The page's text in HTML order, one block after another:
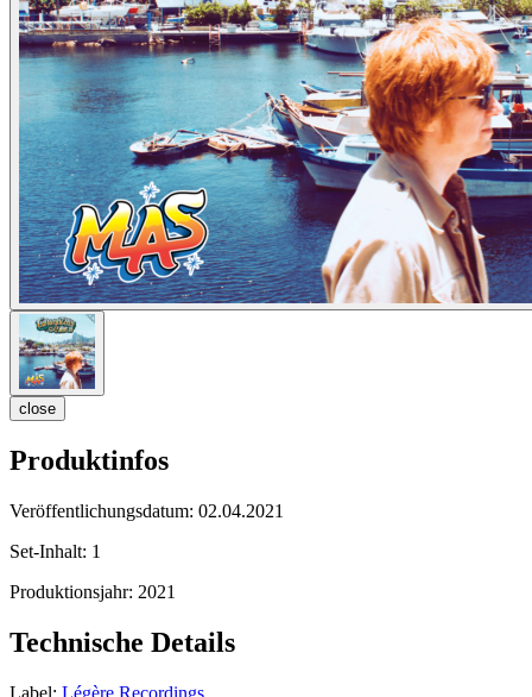
close
Produktinfos
Veröffentlichungsdatum: 02.04.2021
Set-Inhalt: 1
Produktionsjahr: 2021
Technische Details
Label: Légère Recordings